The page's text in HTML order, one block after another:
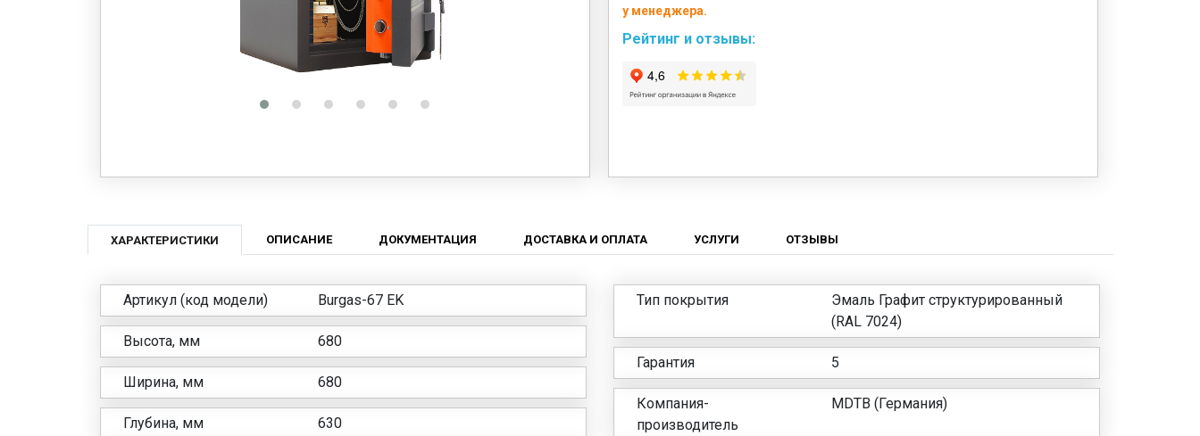
у менеджера.
Рейтинг и отзывы:
ХАРАКТЕРИСТИКИ ОПИСАНИЕ ДОКУМЕНТАЦИЯ ДОСТАВКА И ОПЛАТА УСЛУГИ ОТЗЫВЫ
Артикул (код модели) Burgas-67 EK
Высота, мм 680
Ширина, мм 680
Глубина, мм 630
Тип покрытия
Эмаль Графит структурированный
(RAL 7024)
Гарантия 5
Компания-
производитель
MDTB (Германия)